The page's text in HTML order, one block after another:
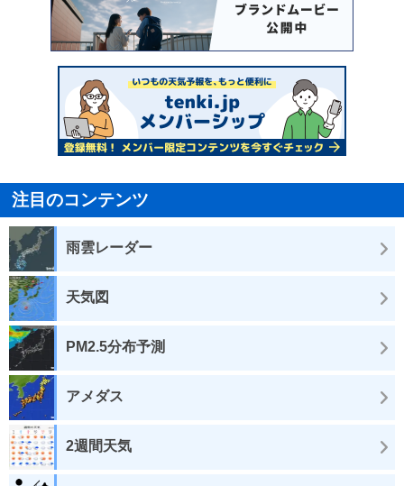
注目のコンテンツ
雨雲レーダー
天気図
PM2.5分布予測
アメダス
2週間天気